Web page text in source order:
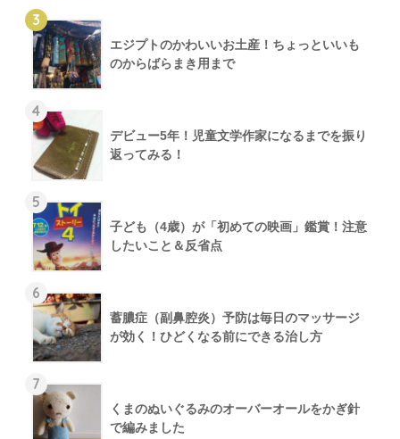
3
エジプトのかわいいお土産！ちょっといいも
のからばらまき用まで
4
デビュー5年！児童文学作家になるまでを振り
返ってみる！
5
子ども（4歳）が「初めての映画」鑑賞！注意
したいこと＆反省点
6
蓄膿症（副鼻腔炎）予防は毎日のマッサージ
が効く！ひどくなる前にできる治し方
7
くまのぬいぐるみのオーバーオールをかぎ針
で編みました